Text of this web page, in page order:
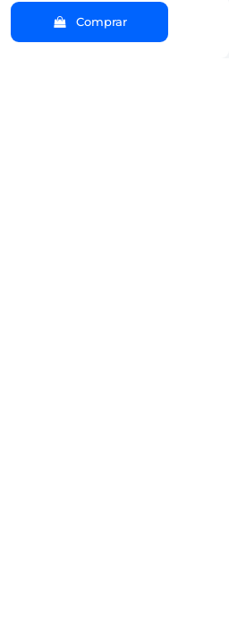
Comprar
|
Aviso legal y
|
Blog